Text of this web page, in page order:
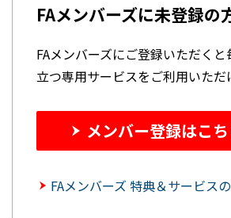
FAメンバーズに未登録の
FAメンバーズにご登録いただく
立つ専用サービスをご利用いただ
メンバー登録はこ
FAメンバーズ 特典＆サービス